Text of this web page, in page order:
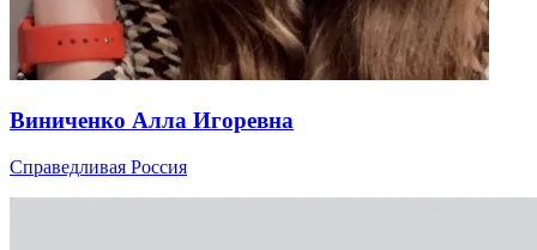
Виниченко Алла Игоревна
Справедливая Россия